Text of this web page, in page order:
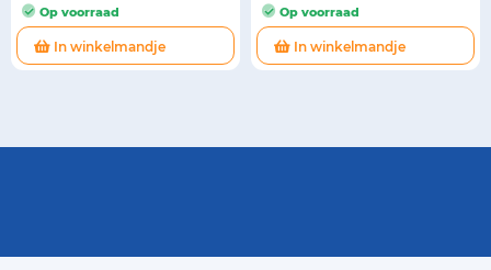
Op voorraad
In winkelmandje
Op voorraad
In winkelmandje